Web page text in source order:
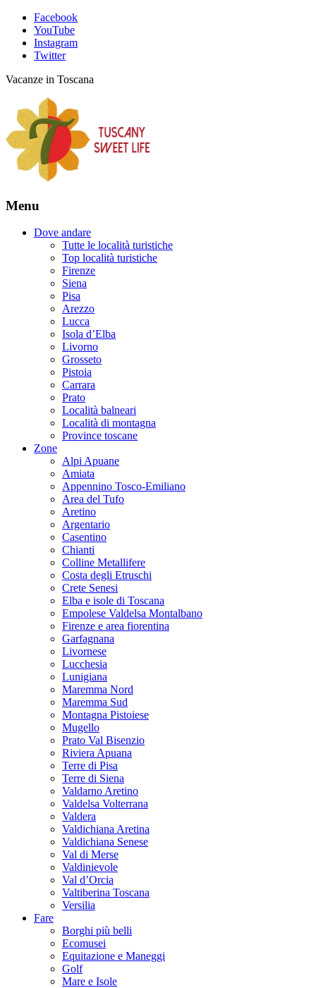
Facebook
YouTube
Instagram
Twitter
Vacanze in Toscana
Menu
Dove andare
Tutte le località turistiche
Top località turistiche
Firenze
Siena
Pisa
Arezzo
Lucca
Isola d’Elba
Livorno
Grosseto
Pistoia
Carrara
Prato
Località balneari
Località di montagna
Province toscane
Zone
Alpi Apuane
Amiata
Appennino Tosco-Emiliano
Area del Tufo
Aretino
Argentario
Casentino
Chianti
Colline Metallifere
Costa degli Etruschi
Crete Senesi
Elba e isole di Toscana
Empolese Valdelsa Montalbano
Firenze e area fiorentina
Garfagnana
Livornese
Lucchesia
Lunigiana
Maremma Nord
Maremma Sud
Montagna Pistoiese
Mugello
Prato Val Bisenzio
Riviera Apuana
Terre di Pisa
Terre di Siena
Valdarno Aretino
Valdelsa Volterrana
Valdera
Valdichiana Aretina
Valdichiana Senese
Val di Merse
Valdinievole
Val d’Orcia
Valtiberina Toscana
Versilia
Fare
Borghi più belli
Ecomusei
Equitazione e Maneggi
Golf
Mare e Isole